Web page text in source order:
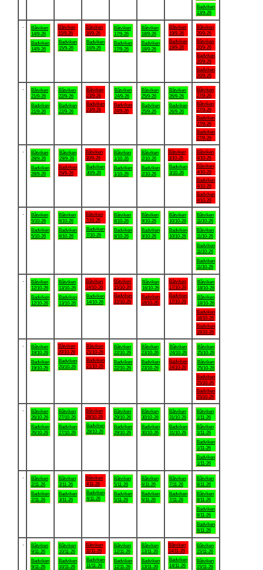
Badviken
13/9-26
Båtviken
14/9-26
Badviken
14/9-26
Båtviken
15/9-26
Badviken
15/9-26
Båtviken
16/9-26
Badviken
16/9-26
Båtviken
17/9-26
Badviken
17/9-26
Båtviken
18/9-26
Badviken
18/9-26
Båtviken
19/9-26
Badviken
19/9-26
Båtviken
20/9-26
Båtviken
20/9-26
Badviken
20/9-26
Badviken
20/9-26
Båtviken
21/9-26
Badviken
21/9-26
Båtviken
22/9-26
Badviken
22/9-26
Båtviken
23/9-26
Badviken
23/9-26
Båtviken
24/9-26
Badviken
24/9-26
Båtviken
25/9-26
Badviken
25/9-26
Båtviken
26/9-26
Badviken
26/9-26
Båtviken
27/9-26
Båtviken
27/9-26
Badviken
27/9-26
Badviken
27/9-26
Båtviken
28/9-26
Badviken
28/9-26
Båtviken
29/9-26
Badviken
29/9-26
Båtviken
30/9-26
Badviken
30/9-26
Båtviken
1/10-26
Badviken
1/10-26
Båtviken
2/10-26
Badviken
2/10-26
Båtviken
3/10-26
Badviken
3/10-26
Båtviken
4/10-26
Båtviken
4/10-26
Badviken
4/10-26
Badviken
4/10-26
Båtviken
5/10-26
Badviken
5/10-26
Båtviken
6/10-26
Badviken
6/10-26
Båtviken
7/10-26
Badviken
7/10-26
Båtviken
8/10-26
Badviken
8/10-26
Båtviken
9/10-26
Badviken
9/10-26
Båtviken
10/10-26
Badviken
10/10-26
Båtviken
11/10-26
Båtviken
11/10-26
Badviken
11/10-26
Badviken
11/10-26
Båtviken
12/10-26
Badviken
12/10-26
Båtviken
13/10-26
Badviken
13/10-26
Båtviken
14/10-26
Badviken
14/10-26
Båtviken
15/10-26
Badviken
15/10-26
Båtviken
16/10-26
Badviken
16/10-26
Båtviken
17/10-26
Badviken
17/10-26
Båtviken
18/10-26
Båtviken
18/10-26
Badviken
18/10-26
Badviken
18/10-26
Båtviken
19/10-26
Badviken
19/10-26
Båtviken
20/10-26
Badviken
20/10-26
Båtviken
21/10-26
Badviken
21/10-26
Båtviken
22/10-26
Badviken
22/10-26
Båtviken
23/10-26
Badviken
23/10-26
Båtviken
24/10-26
Badviken
24/10-26
Båtviken
25/10-26
Båtviken
25/10-26
Badviken
25/10-26
Badviken
25/10-26
Båtviken
26/10-26
Badviken
26/10-26
Båtviken
27/10-26
Badviken
27/10-26
Båtviken
28/10-26
Badviken
28/10-26
Båtviken
29/10-26
Badviken
29/10-26
Båtviken
30/10-26
Badviken
30/10-26
Båtviken
31/10-26
Badviken
31/10-26
Båtviken
1/11-26
Båtviken
1/11-26
Badviken
1/11-26
Badviken
1/11-26
Båtviken
2/11-26
Badviken
2/11-26
Båtviken
3/11-26
Badviken
3/11-26
Båtviken
4/11-26
Badviken
4/11-26
Båtviken
5/11-26
Badviken
5/11-26
Båtviken
6/11-26
Badviken
6/11-26
Båtviken
7/11-26
Badviken
7/11-26
Båtviken
8/11-26
Båtviken
8/11-26
Badviken
8/11-26
Badviken
8/11-26
Båtviken
9/11-26
Badviken
9/11-26
Båtviken
10/11-26
Badviken
10/11-26
Båtviken
11/11-26
Badviken
11/11-26
Båtviken
12/11-26
Badviken
12/11-26
Båtviken
13/11-26
Badviken
13/11-26
Båtviken
14/11-26
Badviken
14/11-26
Båtviken
15/11-26
Båtviken
15/11-26